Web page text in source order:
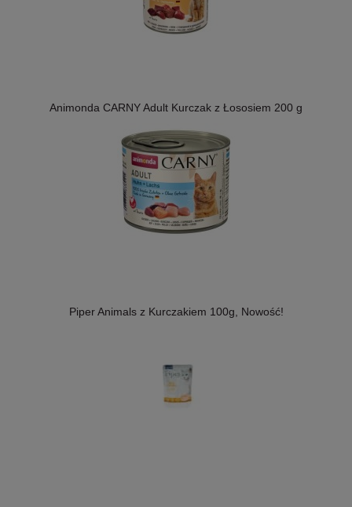
Animonda CARNY Adult Kurczak z Łososiem 200 g
Piper Animals z Kurczakiem 100g, Nowość!